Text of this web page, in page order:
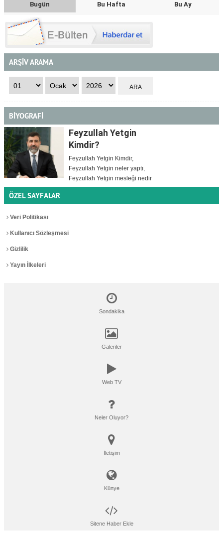
Bugün Bu Hafta Bu Ay
ARŞİV ARAMA
BİYOGRAFİ
Feyzullah Yetgin
Kimdir?
Feyzullah Yetgin Kimdir,
Feyzullah Yetgin neler yaptı,
Feyzullah Yetgin mesleği nedir
ÖZEL SAYFALAR
Veri Politikası
Kullanıcı Sözleşmesi
Gizlilik
Yayın İlkeleri
Sondakika
Galeriler
Web TV
Neler Oluyor?
İletişim
Künye
Sitene Haber Ekle